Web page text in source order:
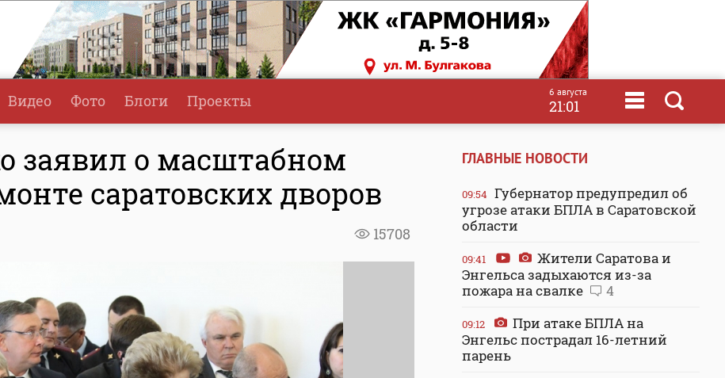
Видео Фото Блоги Проекты 6 августа
21:01
заявил о масштабном
саратовских дворов
15708
ГЛАВНЫЕ НОВОСТИ
09:54 Губернатор предупредил об
угрозе атаки БПЛА в Саратовской
области
09:41
Жители Саратова и
Энгельса задыхаются из-за
пожара на свалке
4
09:12
При атаке БПЛА на
Энгельс пострадал 16-летний
парень